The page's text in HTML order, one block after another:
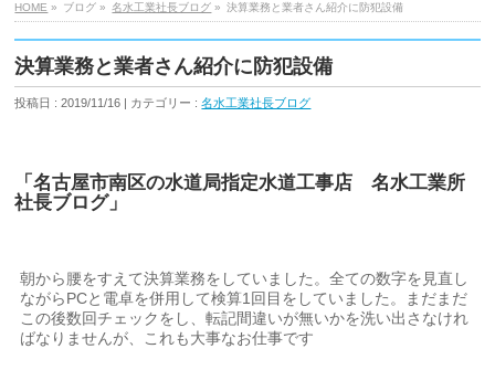
HOME » ブログ » 名水工業社長ブログ » 決算業務と業者さん紹介に防犯設備
決算業務と業者さん紹介に防犯設備
投稿日 : 2019/11/16 | カテゴリー :名水工業社長ブログ
「名古屋市南区の水道局指定水道工事店 名水工業所
社長ブログ」
朝から腰をすえて決算業務をしていました。全ての数字を見直し
ながらPCと電卓を併用して検算1回目をしていました。まだまだ
この後数回チェックをし、転記間違いが無いかを洗い出さなけれ
ばなりませんが、これも大事なお仕事です